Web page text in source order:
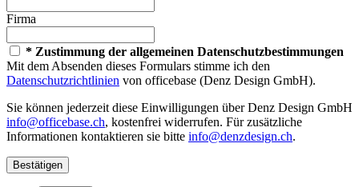
Firma
* Zustimmung der allgemeinen Datenschutzbestimmungen
Mit dem Absenden dieses Formulars stimme ich den
Datenschutzrichtlinien von officebase (Denz Design GmbH).
Sie können jederzeit diese Einwilligungen über Denz Design GmbH
info@officebase.ch, kostenfrei widerrufen. Für zusätzliche
Informationen kontaktieren sie bitte info@denzdesign.ch.
Bestätigen